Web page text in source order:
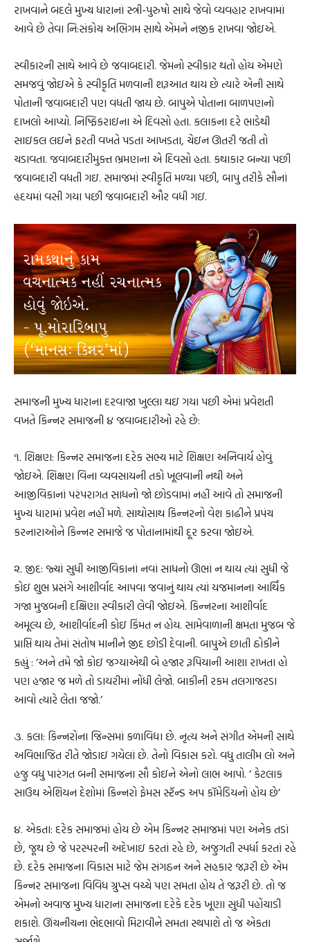
રાખવાને બદલે મુખ્ય ધારાનાં સ્ત્રી-પુરુષો સાથે જેવો વ્યવહાર રાખવામાં
આવે છે તેવા નિ:સંકોચ અભિગમ સાથે એમને નજીક રાખવા જોઇએ.
સ્વીકારની સાથે આવે છે જવાબદારી. જેમનો સ્વીકાર થતો હોય એમણે
સમજવું જોઇએ કે સ્વીકૃતિ મળવાની શરૂઆત થાય છે ત્યારે એની સાથે
પોતાની જવાબદારી પણ વધતી જાય છે. બાપુએ પોતાના બાળપણનો
દાખલો આપ્યો. નિષ્ફિકરાઇના એ દિવસો હતા. કલાકના દરે ભાડેથી
સાઇકલ લઇને ફરતી વખતે પડતા આખડતા, ચેઇન ઊતરી જતી તો
ચડાવતા. જવાબદારીમુક્ત ભ્રમણના એ દિવસો હતા. કથાકાર બન્યા પછી
જવાબદારી વધતી ગઇ. સમાજમાં સ્વીકૃતિ મળ્યા પછી, બાપુ તરીકે સૌનાં
હૃદયમાં વસી ગયા પછી જવાબદારી ઔર વધી ગઇ.
સમાજની મુખ્ય ધારાના દરવાજા ખુલ્લા થઇ ગયા પછી એમાં પ્રવેશતી
વખતે કિન્નર સમાજની ૪ જવાબદારીઓ રહે છે:
૧. શિક્ષણ: કિન્નર સમાજના દરેક સભ્ય માટે શિક્ષણ અનિવાર્ય હોવું
જોઇએ. શિક્ષણ વિના વ્યવસાયની તકો ખૂલવાની નથી અને
આજીવિકાનાં પરંપરાગત સાધનો જો છોડવામાં નહીં આવે તો સમાજની
મુખ્ય ધારામાં પ્રવેશ નહીં મળે. સાથોસાથ કિન્નરનો વેશ કાઢીને પ્રપંચ
કરનારાઓને કિન્નર સમાજે જ પોતાનામાંથી દૂર કરવા જોઇએ.
૨. જીદ: જ્યાં સુધી આજીવિકાનાં નવાં સાધનો ઊભાં ન થાય ત્યાં સુધી જે
કોઇ શુભ પ્રસંગે આશીર્વાદ આપવા જવાનું થાય ત્યાં યજમાનના આર્થિક
ગજા મુજબની દક્ષિણા સ્વીકારી લેવી જોઇએ. કિન્નરના આશીર્વાદ
અમૂલ્ય છે, આશીર્વાદની કોઇ કિંમત ન હોય. સામેવાળાની ક્ષમતા મુજબ જે
પ્રાપ્તિ થાય તેમાં સંતોષ માનીને જીદ છોડી દેવાની. બાપુએ છાતી ઠોકીને
કહ્યું : ‘અને તમે જો કોઇ જગ્યાએથી બે હજાર રૂપિયાની આશા રાખતા હો
પણ હજાર જ મળે તો ડાયરીમાં નોંધી લેજો. બાકીની રકમ તલગાજરડા
આવો ત્યારે લેતા જજો.’
૩. કલા: કિન્નરોના જિન્સમાં કળાવિદ્યા છે. નૃત્ય અને સંગીત એમની સાથે
અવિભાજિત રીતે જોડાઇ ગયેલાં છે. તેનો વિકાસ કરો. વધુ તાલીમ લો અને
હજુ વધુ પારંગત બની સમાજના સૌ કોઇને એનો લાભ આપો. ‘ કેટલાક
સાઉથ એશિયન દેશોમાં કિન્નરો ફેમસ સ્ટૅન્ડ અપ કૉમેડિયનો હોય છે’
૪. એકતા: દરેક સમાજમાં હોય છે એમ કિન્નર સમાજમાં પણ અનેક તડાં
છે, જૂથ છે જે પરસ્પરની અદેખાઇ કરતાં રહે છે, અજુગતી સ્પર્ધા કરતાં રહે
છે. દરેક સમાજના વિકાસ માટે જેમ સંગઠન અને સહકાર જરૂરી છે એમ
કિન્નર સમાજના વિવિધ ગ્રુપ્સ વચ્ચે પણ સમતા હોય તે જરૂરી છે. તો જ
એમનો અવાજ મુખ્ય ધારાના સમાજના દરેકે દરેક ખૂણા સુધી પહોંચાડી
શકાશે. ઊંચનીચના ભેદભાવો મિટાવીને સમતા સ્થપાશે તો જ એકતા